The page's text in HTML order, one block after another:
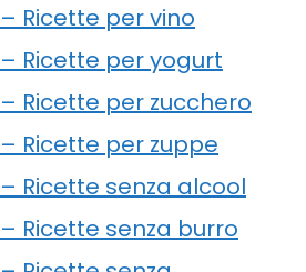
Ricette per vino
Ricette per yogurt
Ricette per zucchero
Ricette per zuppe
Ricette senza alcool
Ricette senza burro